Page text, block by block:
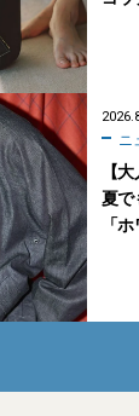
ニ
【
夏で
「